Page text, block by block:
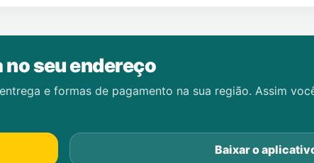
no seu endereço
e formas de pagamento na sua região. Assim
Baixar o